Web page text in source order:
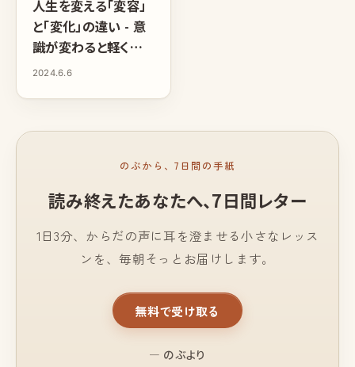
人生を変える「変容」
と「変化」の違い - 意
識が変わると軽く生き
られる
2024.6.6
のぶから、7日間の手紙
読み終えたあなたへ、7日間レター
1日3分、からだの声に耳を澄ませる小さなレッス
ンを、毎朝そっとお届けします。
無料で受け取る
— のぶより